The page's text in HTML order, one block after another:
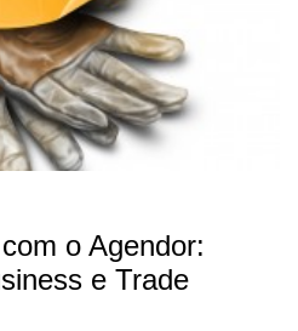
o Agendor:
e Trade